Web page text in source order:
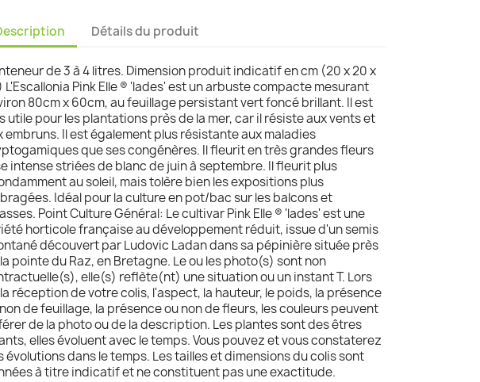
Détails du produit
de 3 à 4 litres. Dimension produit indicatif en cm (20 x 20 x
L'Escallonia Pink Elle ® 'lades' est un arbuste compacte mesurant
80cm x 60cm, au feuillage persistant vert foncé brillant. Il est
utile pour les plantations près de la mer, car il résiste aux vents et
embruns. Il est également plus résistante aux maladies
que ses congénères. Il fleurit en très grandes fleurs
intense striées de blanc de juin à septembre. Il fleurit plus
au soleil, mais tolère bien les expositions plus
Idéal pour la culture en pot/bac sur les balcons et
Point Culture Général: Le cultivar Pink Elle ® 'lades' est une
horticole française au développement réduit, issue d'un semis
découvert par Ludovic Ladan dans sa pépinière située près
pointe du Raz, en Bretagne. Le ou les photo(s) sont non
elle(s) reflète(nt) une situation ou un instant T. Lors
réception de votre colis, l'aspect, la hauteur, le poids, la présence
de feuillage, la présence ou non de fleurs, les couleurs peuvent
de la photo ou de la description. Les plantes sont des êtres
elles évoluent avec le temps. Vous pouvez et vous constaterez
évolutions dans le temps. Les tailles et dimensions du colis sont
à titre indicatif et ne constituent pas une exactitude.